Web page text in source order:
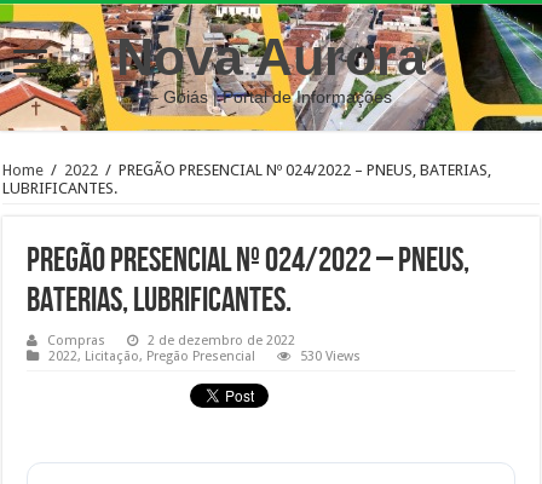
Nova Aurora
– Goiás | Portal de Informações
Home / 2022 / PREGÃO PRESENCIAL Nº 024/2022 – PNEUS, BATERIAS,
LUBRIFICANTES.
PREGÃO PRESENCIAL Nº 024/2022 – PNEUS,
BATERIAS, LUBRIFICANTES.
Compras
2 de dezembro de 2022
2022, Licitação, Pregão Presencial 530 Views